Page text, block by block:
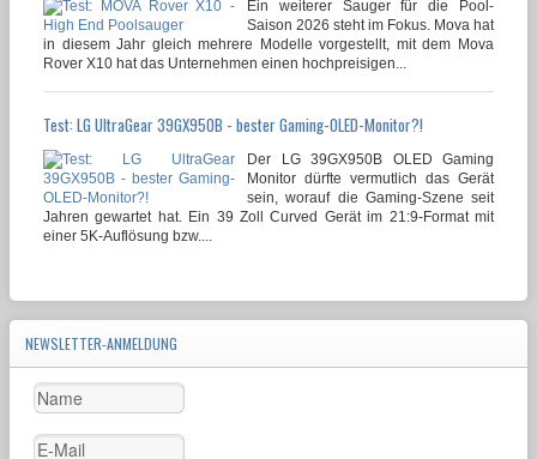
Ein weiterer Sauger für die Pool-
Saison 2026 steht im Fokus. Mova hat
in diesem Jahr gleich mehrere Modelle vorgestellt, mit dem Mova
Rover X10 hat das Unternehmen einen hochpreisigen...
Test: LG UltraGear 39GX950B - bester Gaming-OLED-Monitor?!
Der LG 39GX950B OLED Gaming
Monitor dürfte vermutlich das Gerät
sein, worauf die Gaming-Szene seit
Jahren gewartet hat. Ein 39 Zoll Curved Gerät im 21:9-Format mit
einer 5K-Auflösung bzw....
NEWSLETTER-ANMELDUNG